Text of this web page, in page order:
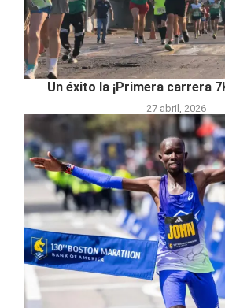
Un éxito la ¡Primera carrera
27 abril, 2026